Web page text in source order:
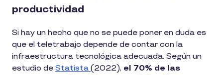
productividad
Si hay un hecho que no se puede poner en duda es
que el teletrabajo depende de contar con la
infraestructura tecnológica adecuada. Según un
estudio de Statista (2022), el 70% de las